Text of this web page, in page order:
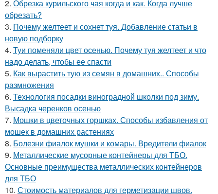
2. Обрезка курильского чая когда и как. Когда лучше
обрезать?
3. Почему желтеет и сохнет туя. Добавление статьи в
новую подборку
4. Туи поменяли цвет осенью. Почему туя желтеет и что
надо делать, чтобы ее спасти
5. Как вырастить тую из семян в домашних.. Способы
размножения
6. Технология посадки виноградной школки под зиму.
Высадка черенков осенью
7. Мошки в цветочных горшках. Способы избавления от
мошек в домашних растениях
8. Болезни фиалок мушки и комары. Вредители фиалок
9. Металлические мусорные контейнеры для ТБО.
Основные преимущества металлических контейнеров
для ТБО
10. Стоимость материалов для герметизации швов.